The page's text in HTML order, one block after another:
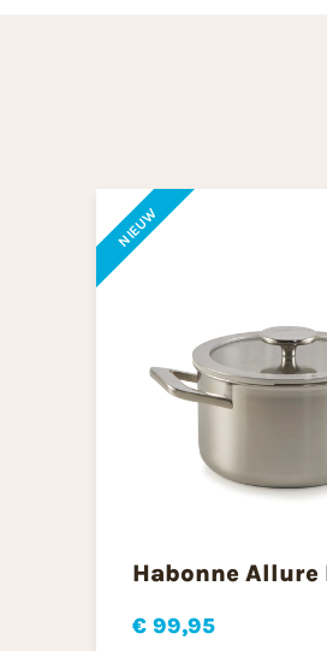
NIEUW
Habonne Allure
€ 99,95